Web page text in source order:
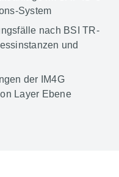
System
nach BSI TR-
und
der IM4G
Layer Ebene